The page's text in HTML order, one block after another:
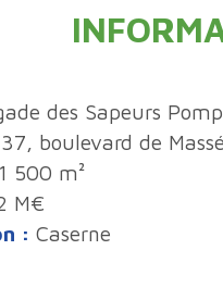
des Sapeurs
37, boulevard de
1 500 m²
M€
: Caserne